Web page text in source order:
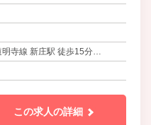
寺線 新庄駅 徒歩15分
寺線 尺土駅 徒歩25分
この求人の詳細